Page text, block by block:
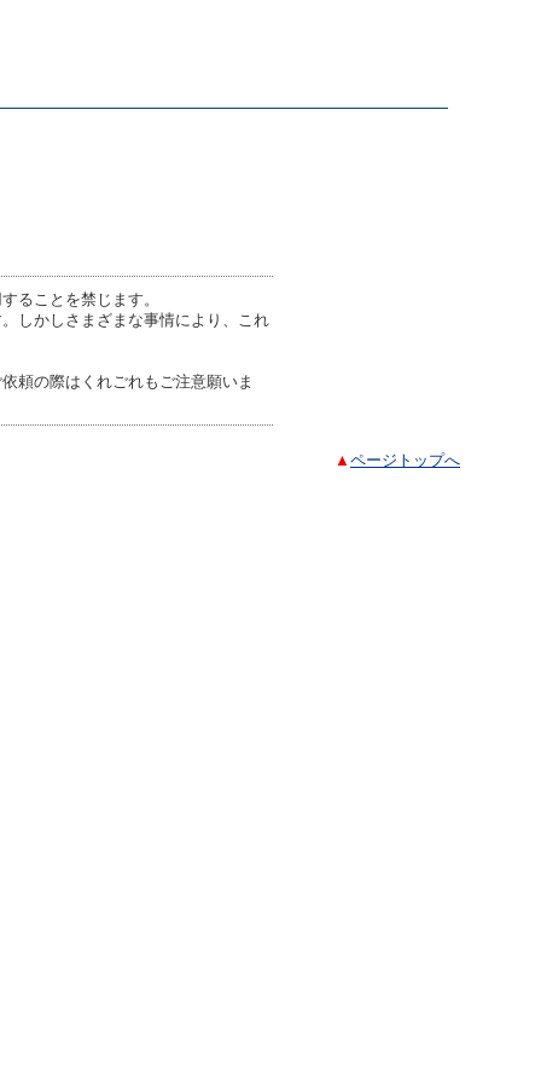
ることを禁じます。
しかしさまざまな事情により、これ
頼の際はくれごれもご注意願いま
▲ ページトップへ